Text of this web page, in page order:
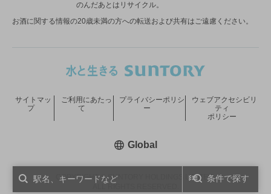
条件で探す
のんだあとはリサイクル。
お酒に関する情報の20歳未満の方への転送および共有はご遠慮ください。
COPYRIGHT © SUNTORY HOLDINGS LIMITED.
サイトマッ
プ
ご利用にあたっ
て
プライバシーポリシ
ー
ウェブアクセシビリ
ティ
ポリシー
Global新しいウィンドウで開く